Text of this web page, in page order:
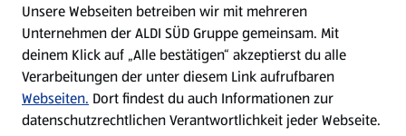
Nachhaltigkeit
Karriere
Unsere Webseiten betreiben wir mit mehreren
Unternehmen der ALDI SÜD Gruppe gemeinsam. Mit
deinem Klick auf „Alle bestätigen“ akzeptierst du alle
Verarbeitungen der unter diesem Link aufrufbaren
Webseiten. Dort findest du auch Informationen zur
datenschutzrechtlichen Verantwortlichkeit jeder Webseite.